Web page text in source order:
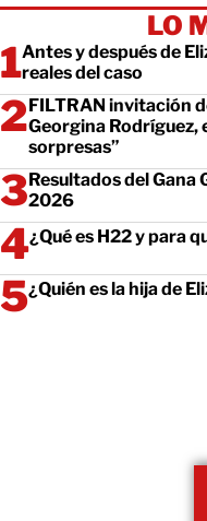
LO
Antes y después de
reales del caso
FILTRAN invitación
Georgina Rodríguez,
sorpresas”
Resultados del Gana
2026
¿Qué es H22 y para
¿Quién es la hija de